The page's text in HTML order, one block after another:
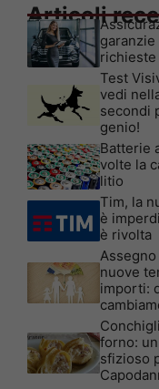
Articoli
Test
vedi
secondi
genio!
Batterie
volte la
litio
Tim, la
è
è rivolta
nuove
importi:
forno:
sfizioso